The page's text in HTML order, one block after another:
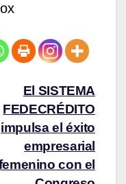
El SISTEMA
FEDECRÉDITO
impulsa el éxito
empresarial
con el